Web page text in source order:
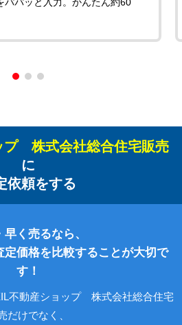
プ 株式会社総合住宅販売
に
依頼をする
早く売るなら、
価格を比較することが大切で
す！
不動産ショップ 株式会社総合住宅
だけでなく、